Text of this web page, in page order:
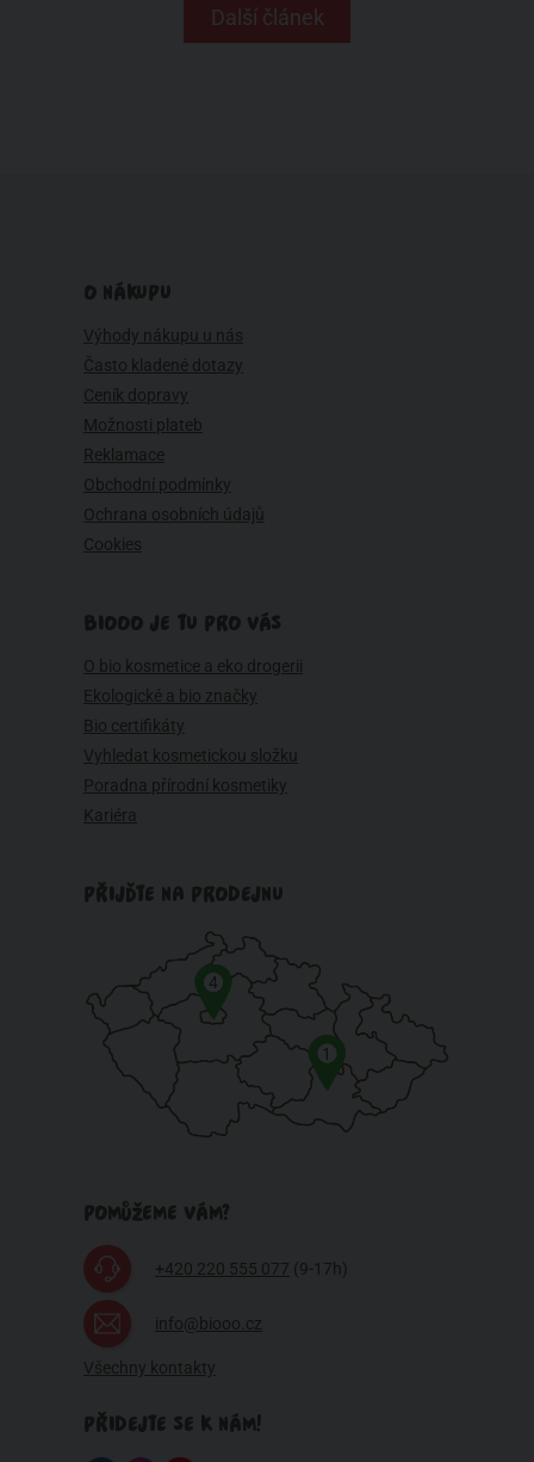
Další článek
O NÁKUPU
Výhody nákupu u nás
Často kladené dotazy
Ceník dopravy
Možnosti plateb
Reklamace
Obchodní podmínky
Ochrana osobních údajů
Cookies
BIOOO JE TU PRO VÁS
O bio kosmetice a eko drogerii
Ekologické a bio značky
Bio certifikáty
Vyhledat kosmetickou složku
Poradna přírodní kosmetiky
Kariéra
PŘIJĎTE NA PRODEJNU
1
4
POMŮŽEME VÁM?
+420 220 555 077 (9-17h)
info@biooo.cz
Všechny kontakty
PŘIDEJTE SE K NÁM!